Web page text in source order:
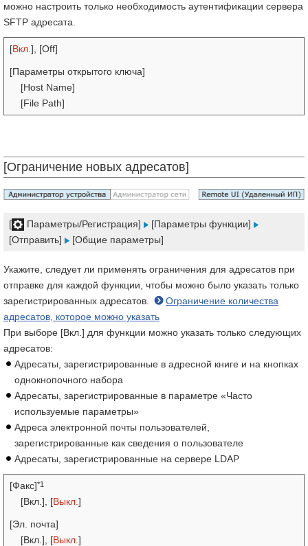
можно настроить только необходимость аутентификации сервера
SFTP адресата.
[Вкл. ], [Off]
[Параметры открытого ключа]
[Host Name]
[File Path]
[Ограничение новых адресатов]
[ Параметры/Регистрация]
[Параметры функции]
[Отправить]
[Общие параметры]
Укажите, следует ли применять ограничения для адресатов при
отправке для каждой функции, чтобы можно было указать только
зарегистрированных адресатов.
Ограничение количества
адресатов, которое можно указать
При выборе [Вкл.] для функции можно указать только следующих
адресатов:
Адресаты, зарегистрированные в адресной книге и на кнопках
однокнопочного набора
Адресаты, зарегистрированные в параметре «Часто
используемые параметры»
Адреса электронной почты пользователей,
зарегистрированные как сведения о пользователе
Адресаты, зарегистрированные на сервере LDAP
[Факс]*1
[Вкл.], [Выкл. ]
[Эл. почта]
[Вкл.], [Выкл. ]